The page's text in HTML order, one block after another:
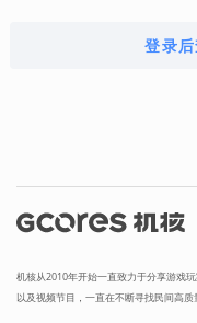
登录
机核从2010年开始一直致力于分享游戏
以及视频节目，一直在不断寻找民间高质